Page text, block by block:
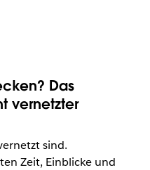
Das
vernetzter
sind.
Zeit, Einblicke und